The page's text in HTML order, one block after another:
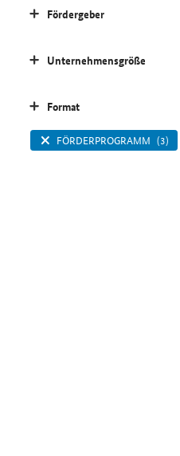
Fördergeber
Unternehmensgröße
Format
FÖRDERPROGRAMM (3)